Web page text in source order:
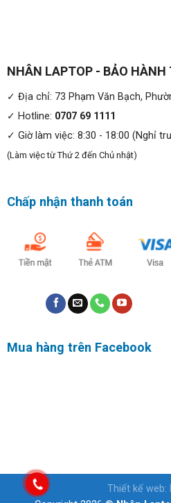
NHÂN LAPTOP - BẢO HÀNH
✓ Địa chỉ: 73 Phạm Văn Bạch,
✓ Hotline: 0707 69 1111
✓ Giờ làm việc: 8:30 - 18:00 (Nghỉ
(Làm việc từ Thứ 2 đến Chủ nhật)
Chấp nhận thanh toán
Mua hàng trên Facebook
Thiết kế web: